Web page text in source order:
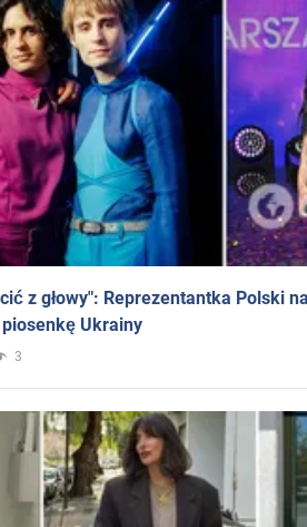
z głowy": Reprezentantka Polski
Ukrainy
3